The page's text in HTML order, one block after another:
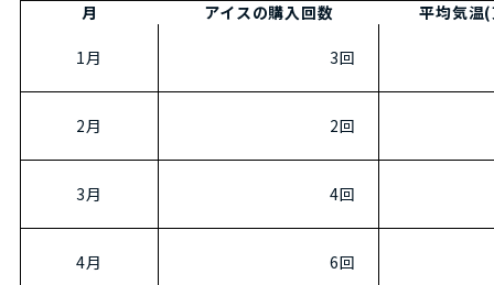
月 アイスの購入回数 平均気温
1月 3回
2月 2回
3月 4回
4月 6回